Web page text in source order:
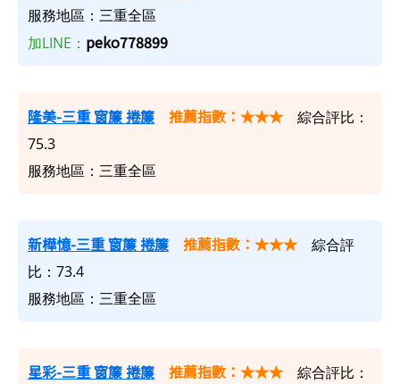
服務地區：三重全區
加LINE： peko778899
隆美-三重 窗簾 捲簾 推薦指數：★★★ 綜合評比：
75.3
服務地區：三重全區
新樺憶-三重 窗簾 捲簾 推薦指數：★★★ 綜合評
比：73.4
服務地區：三重全區
星彩-三重 窗簾 捲簾 推薦指數：★★★ 綜合評比：